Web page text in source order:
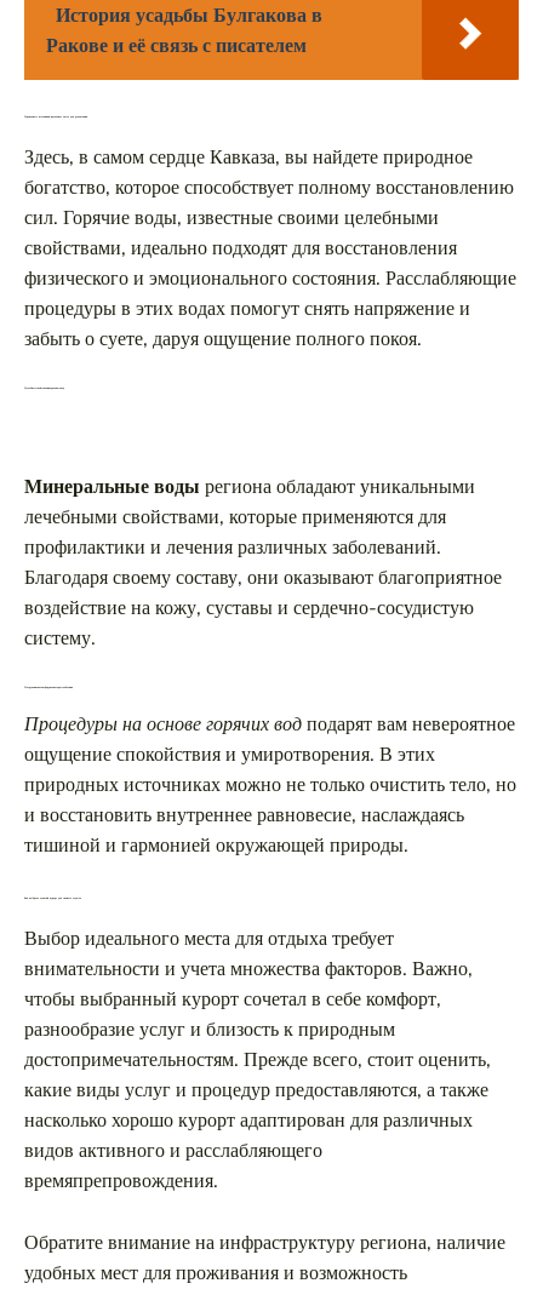
История усадьбы Булгакова в
Ракове и её связь с писателем
Термальные источники: идеальное место для релаксации
Здесь, в самом сердце Кавказа, вы найдете природное
богатство, которое способствует полному восстановлению
сил. Горячие воды, известные своими целебными
свойствами, идеально подходят для восстановления
физического и эмоционального состояния. Расслабляющие
процедуры в этих водах помогут снять напряжение и
забыть о суете, даруя ощущение полного покоя.
Целебные свойства минеральных вод
Минеральные воды региона обладают уникальными
лечебными свойствами, которые применяются для
профилактики и лечения различных заболеваний.
Благодаря своему составу, они оказывают благоприятное
воздействие на кожу, суставы и сердечно-сосудистую
систему.
Погружение в атмосферу полного расслабления
Процедуры на основе горячих водподарят вам невероятное
ощущение спокойствия и умиротворения. В этих
природных источниках можно не только очистить тело, но
и восстановить внутреннее равновесие, наслаждаясь
тишиной и гармонией окружающей природы.
Как выбрать лучший курорт для зимнего отдыха
Выбор идеального места для отдыха требует
внимательности и учета множества факторов. Важно,
чтобы выбранный курорт сочетал в себе комфорт,
разнообразие услуг и близость к природным
достопримечательностям. Прежде всего, стоит оценить,
какие виды услуг и процедур предоставляются, а также
насколько хорошо курорт адаптирован для различных
видов активного и расслабляющего
времяпрепровождения.
Обратите внимание на инфраструктуру региона, наличие
удобных мест для проживания и возможность